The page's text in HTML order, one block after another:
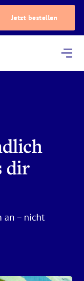
Jetzt bestellen
dir
an – nicht